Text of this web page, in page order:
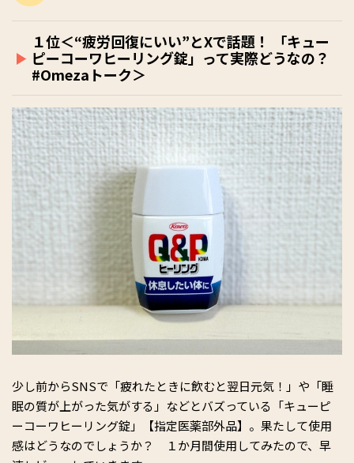
１位＜“疲労回復にいい”とXで話題！ 「キュー
ピーコーワヒーリング錠」って実際どうなの？
#Omezaトーク＞
少し前からSNSで「疲れたときに飲むと翌日元気！」や「睡
眠の質が上がった気がする」などとバズっている「キューピ
ーコーワヒーリング錠」【指定医薬部外品】。果たして使用
感はどうなのでしょうか？ １か月間使用してみたので、早